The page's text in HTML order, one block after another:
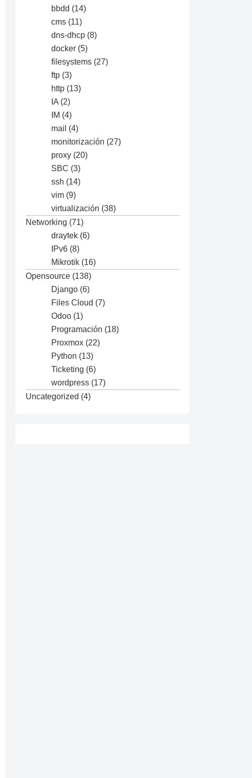
bbdd (14)
cms (11)
dns-dhcp (8)
docker (5)
filesystems (27)
ftp (3)
http (13)
IA (2)
IM (4)
mail (4)
monitorización (27)
proxy (20)
SBC (3)
ssh (14)
vim (9)
virtualización (38)
Networking (71)
draytek (6)
IPv6 (8)
Mikrotik (16)
Opensource (138)
Django (6)
Files Cloud (7)
Odoo (1)
Programación (18)
Proxmox (22)
Python (13)
Ticketing (6)
wordpress (17)
Uncategorized (4)